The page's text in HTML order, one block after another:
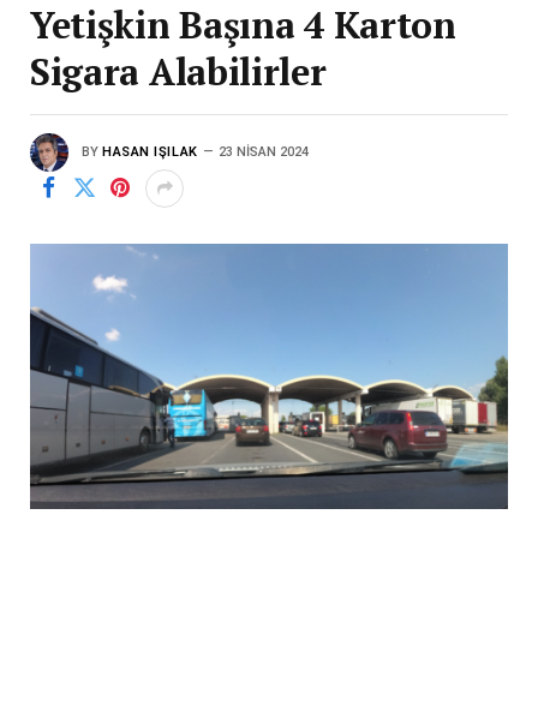
Yetişkin Başına 4 Karton
Sigara Alabilirler
BY HASAN IŞILAK 23 NISAN 2024